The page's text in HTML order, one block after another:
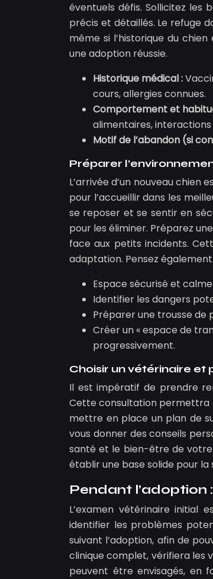
éventuels défis. Sollicitez les
précis et détaillés. Le refuge
même si l’historique du
une adoption réussie.
Historique médical :
cours, allergies connues.
Comportement et
alimentaires,
Motif de l’abandon (si
Préparer
L’arrivée d’un nouveau
pour l’accueillir dans les
se reposer et se sentir en
pour les éliminer. Préparez
face aux petits incidents.
adaptation. Pensez
Espace sécurisé et
Identifier les dangers
Préparer une trousse de
Créer un « espace de
progressivement.
Choisir un vétérinaire et
Il est impératif de prendre
Cette consultation permettra
mettre en place un plan de
vous donner des conseils
santé et le bien-être de
établir une base solide pour
Pendant l’adoption
L’examen vétérinaire initial
identifier les problèmes
suivant l’adoption, afin de
clinique complet, vérifiera les
peuvent être envisagés, en